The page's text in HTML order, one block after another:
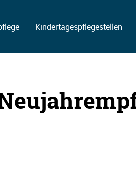
Kindertagespflegestellen